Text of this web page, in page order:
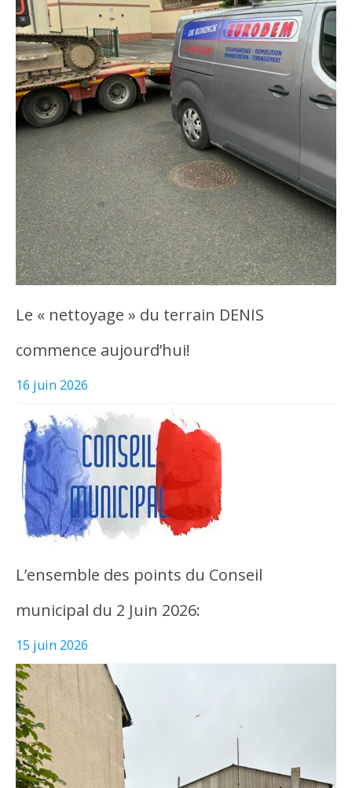
Le « nettoyage » du terrain DENIS
commence aujourd’hui!
16 juin 2026
L’ensemble des points du Conseil
municipal du 2 Juin 2026:
15 juin 2026